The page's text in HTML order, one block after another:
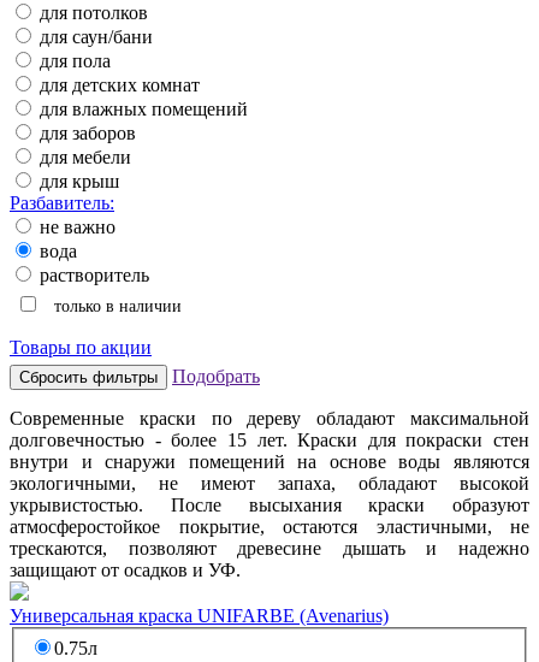
для потолков
для саун/бани
для пола
для детских комнат
для влажных помещений
для заборов
для мебели
для крыш
Разбавитель:
не важно
вода
растворитель
только в наличии
Товары по акции
Подобрать
Современные краски по дереву обладают максимальной
долговечностью - более 15 лет. Краски для покраски стен
внутри и снаружи помещений на основе воды являются
экологичными, не имеют запаха, обладают высокой
укрывистостью. После высыхания краски образуют
атмосферостойкое покрытие, остаются эластичными, не
трескаются, позволяют древесине дышать и надежно
защищают от осадков и УФ.
Универсальная краска UNIFARBE (Avenarius)
0.75л